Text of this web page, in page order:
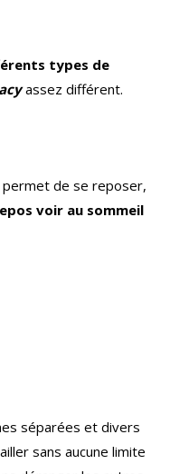
types de
assez différent.
permet de se reposer,
voir au sommeil
séparées et divers
sans aucune limite